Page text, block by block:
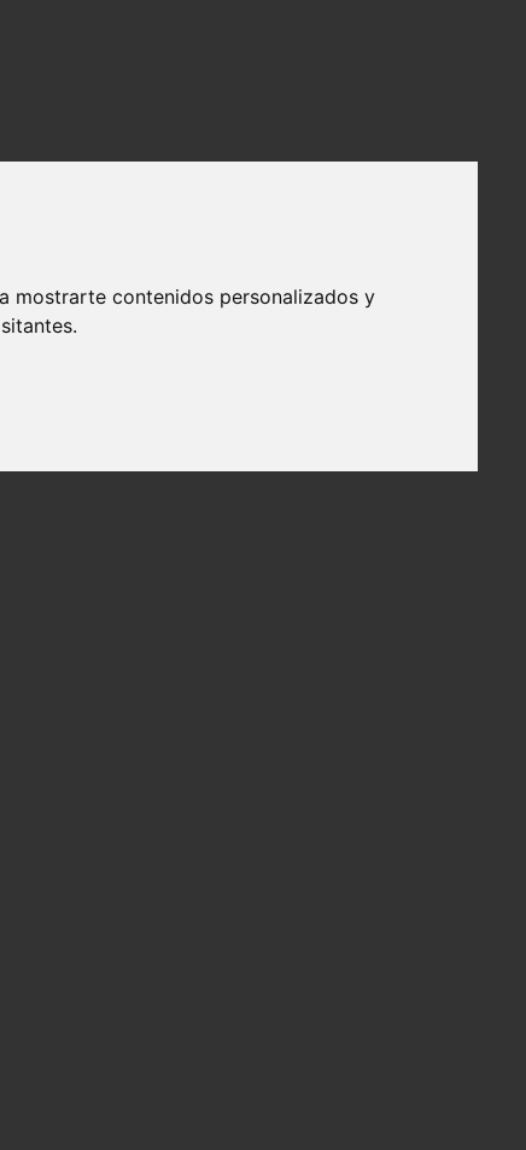
mostrarte contenidos personalizados y